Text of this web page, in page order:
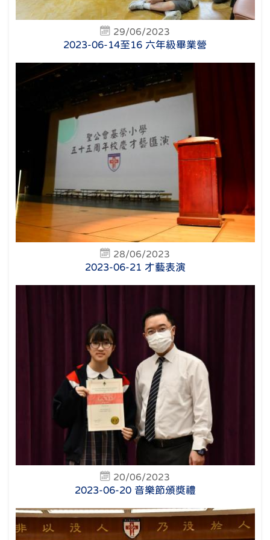
29/06/2023
2023-06-14至16 六年級畢業營
28/06/2023
2023-06-21 才藝表演
20/06/2023
2023-06-20 音樂節頒獎禮